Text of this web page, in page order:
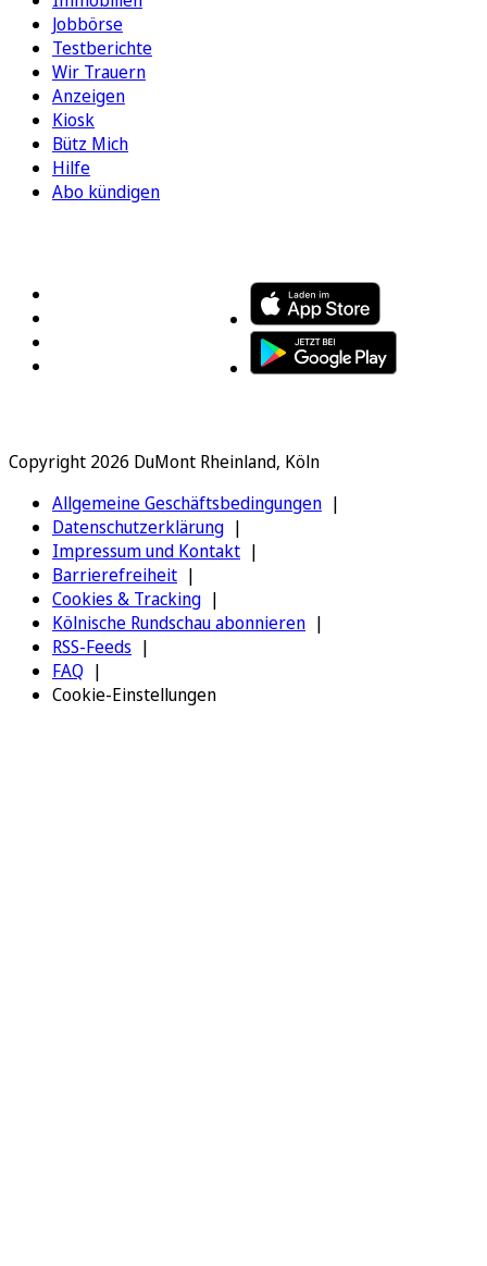
Jobbörse
Testberichte
Wir Trauern
Anzeigen
Kiosk
Bütz Mich
Hilfe
Abo kündigen
Copyright 2026 DuMont Rheinland, Köln
Allgemeine Geschäftsbedingungen
Datenschutzerklärung
Impressum und Kontakt
Barrierefreiheit
Cookies & Tracking
Kölnische Rundschau abonnieren
RSS-Feeds
FAQ
Cookie-Einstellungen